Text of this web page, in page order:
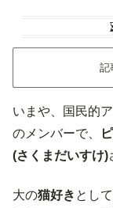
記
いまや、国民的
のメンバーで、
(さくまだいすけ)
大の猫好き とし